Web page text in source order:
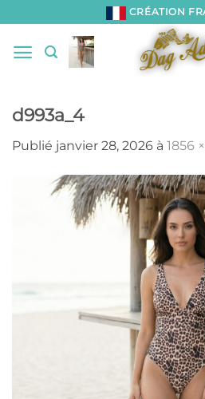
au
contenu
CRÉATION
d993a_4
Publié janvier 28, 2026 à 1856